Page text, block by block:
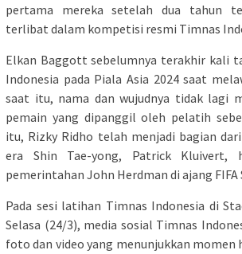
pertama mereka setelah dua tahun
terlibat dalam kompetisi resmi Timnas
Elkan Baggott sebelumnya terakhir kali
Indonesia pada Piala Asia 2024 saat
saat itu, nama dan wujudnya tidak lagi
pemain yang dipanggil oleh pelatih
itu, Rizky Ridho telah menjadi bagian dari
era Shin Tae-yong, Patrick Kluivert,
pemerintahan John Herdman di ajang FIFA
Pada sesi latihan Timnas Indonesia di
Selasa (24/3), media sosial Timnas
foto dan video yang menunjukkan momen